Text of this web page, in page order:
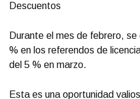
Descuentos
Durante el mes de febrero,
% en los referendos de
del 5 % en marzo.
Esta es una oportunidad